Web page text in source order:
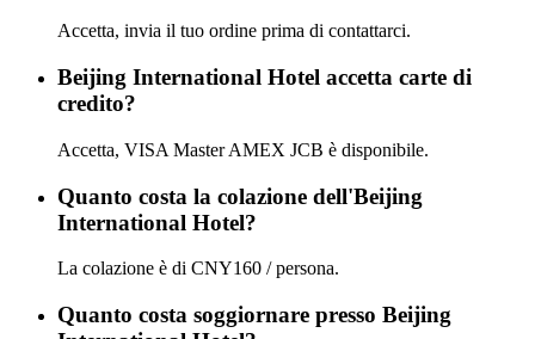
Accetta, invia il tuo ordine prima di contattarci.
Beijing International Hotel accetta carte di
credito?
Accetta, VISA Master AMEX JCB è disponibile.
Quanto costa la colazione dell'Beijing
International Hotel?
La colazione è di CNY160 / persona.
Quanto costa soggiornare presso Beijing